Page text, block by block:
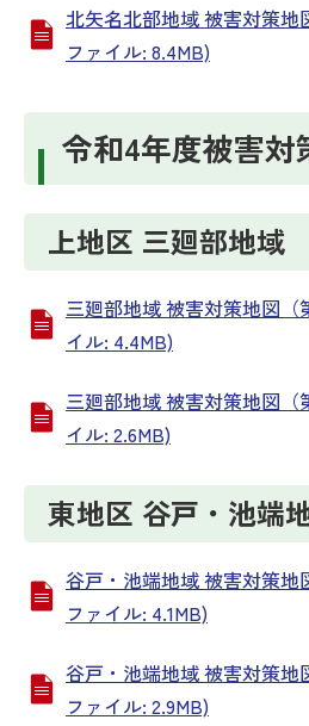
北矢名北部地域 被害対策地
ファイル: 8.4MB)
令和4年度被害対
上地区 三廻部地域
三廻部地域 被害対策地図（
イル: 4.4MB)
三廻部地域 被害対策地図（
イル: 2.6MB)
東地区 谷戸・池端
谷戸・池端地域 被害対策地
ファイル: 4.1MB)
谷戸・池端地域 被害対策地
ファイル: 2.9MB)